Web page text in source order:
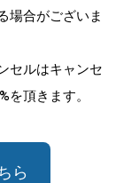
場合がございま
セルはキャンセ
を頂きます。
ら